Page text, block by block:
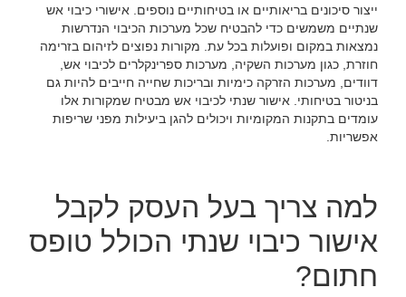
ייצור סיכונים בריאותיים או בטיחותיים נוספים. אישורי כיבוי אש
שנתיים משמשים כדי להבטיח שכל מערכות הכיבוי הנדרשות
נמצאות במקום ופועלות בכל עת. מקורות נפוצים לזיהום בזרימה
חוזרת, כגון מערכות השקיה, מערכות ספרינקלרים לכיבוי אש,
דוודים, מערכות הזרקה כימיות ובריכות שחייה חייבים להיות גם
בניטור בטיחותי. אישור שנתי לכיבוי אש מבטיח שמקורות אלו
עומדים בתקנות המקומיות ויכולים להגן ביעילות מפני שריפות
אפשריות.
למה צריך בעל העסק לקבל
אישור כיבוי שנתי הכולל טופס
חתום?